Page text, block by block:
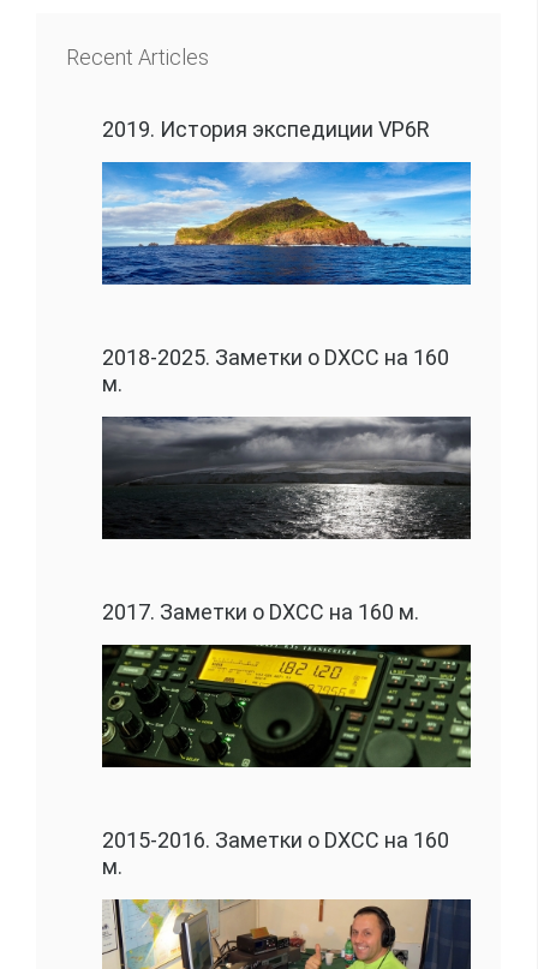
Recent Articles
2019. История экспедиции VP6R
2018-2025. Заметки о DXCC на 160
м.
2017. Заметки о DXCC на 160 м.
2015-2016. Заметки о DXCC на 160
м.